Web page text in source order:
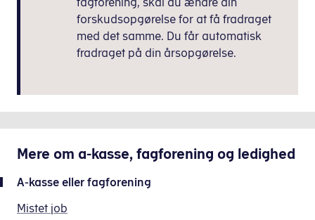
forskudsopgørelse for at få fradraget
med det samme. Du får automatisk
fradraget på din årsopgørelse.
Mere om a-kasse, fagforening og ledighed
A-kasse eller fagforening
Mistet job